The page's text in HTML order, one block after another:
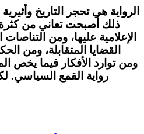
الرواية هي تحجر التاريخ
ذلك أصبحت تعاني من
الإعلامية عليها، ومن
القضايا المتقابلة، ومن
ومن توارد الأفكار فيما يخص
رواية القمع السياسي.